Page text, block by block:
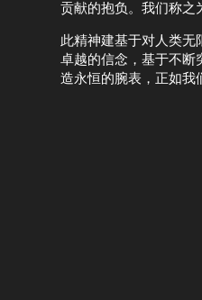
贡献的抱负。我们称之
此精神建基于对人类无
卓越的信念，基于不断
造永恒的腕表，正如我